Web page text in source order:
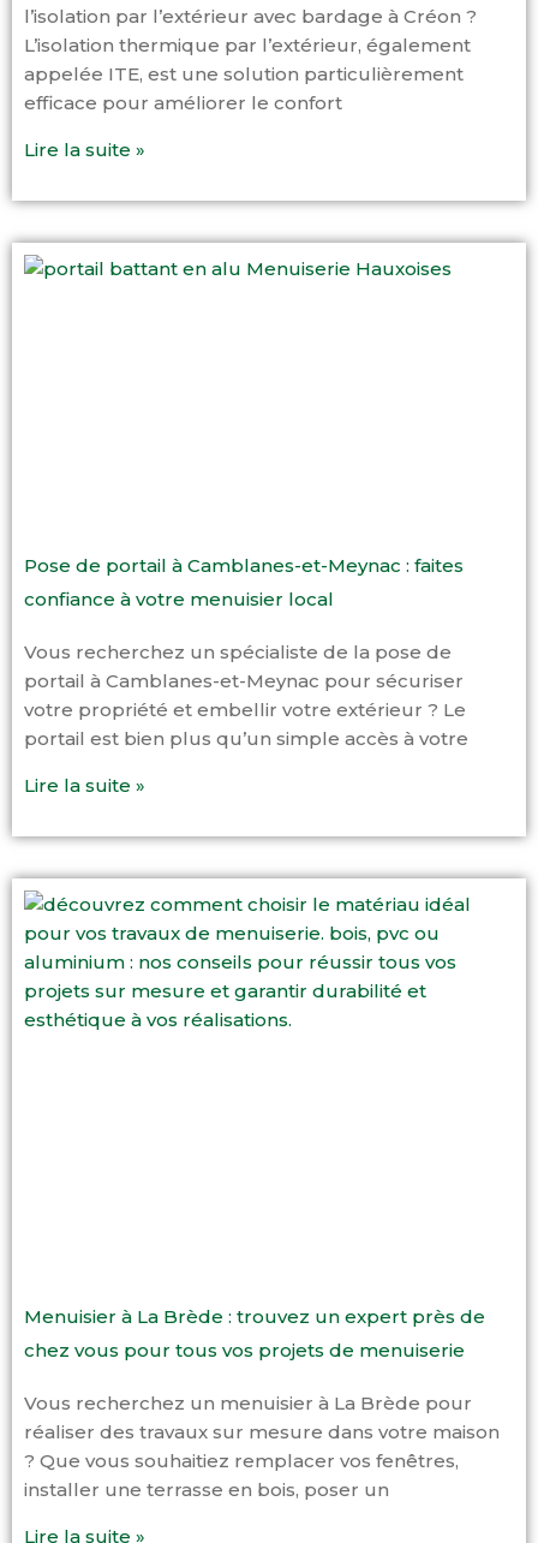
l’isolation par l’extérieur avec bardage à Créon ?
L’isolation thermique par l’extérieur, également
appelée ITE, est une solution particulièrement
efficace pour améliorer le confort
Lire la suite »
Pose de portail à Camblanes-et-Meynac : faites
confiance à votre menuisier local
Vous recherchez un spécialiste de la pose de
portail à Camblanes-et-Meynac pour sécuriser
votre propriété et embellir votre extérieur ? Le
portail est bien plus qu’un simple accès à votre
Lire la suite »
Menuisier à La Brède : trouvez un expert près de
chez vous pour tous vos projets de menuiserie
Vous recherchez un menuisier à La Brède pour
réaliser des travaux sur mesure dans votre maison
? Que vous souhaitiez remplacer vos fenêtres,
installer une terrasse en bois, poser un
Lire la suite »